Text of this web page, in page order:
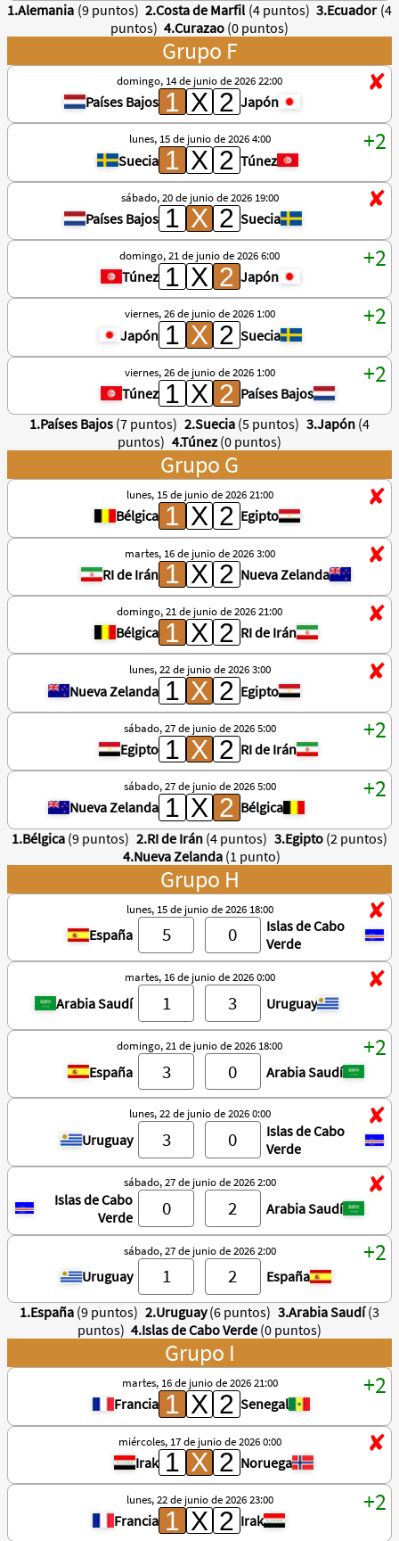
1.Alemania (9 puntos) 2.Costa de Marfil (4 puntos) 3.Ecuador (4
puntos) 4.Curazao (0 puntos)
Grupo F
domingo, 14 de junio de 2026 22:00
Países Bajos Japón
lunes, 15 de junio de 2026 4:00
Suecia Túnez
sábado, 20 de junio de 2026 19:00
Países Bajos Suecia
domingo, 21 de junio de 2026 6:00
Túnez Japón
viernes, 26 de junio de 2026 1:00
Japón Suecia
viernes, 26 de junio de 2026 1:00
Túnez
Países Bajos
1.Países Bajos (7 puntos) 2.Suecia (5 puntos) 3.Japón (4
puntos) 4.Túnez (0 puntos)
Grupo G
lunes, 15 de junio de 2026 21:00
Bélgica Egipto
martes, 16 de junio de 2026 3:00
RI de Irán Nueva Zelanda
domingo, 21 de junio de 2026 21:00
Bélgica RI de Irán
lunes, 22 de junio de 2026 3:00
Nueva Zelanda Egipto
sábado, 27 de junio de 2026 5:00
Egipto RI de Irán
sábado, 27 de junio de 2026 5:00
Nueva Zelanda
Bélgica
1.Bélgica (9 puntos) 2.RI de Irán (4 puntos) 3.Egipto (2 puntos)
4.Nueva Zelanda (1 punto)
Grupo H
lunes, 15 de junio de 2026 18:00
España
Islas de Cabo
Verde
martes, 16 de junio de 2026 0:00
Arabia Saudí Uruguay
domingo, 21 de junio de 2026 18:00
España Arabia Saudí
lunes, 22 de junio de 2026 0:00
Uruguay
Islas de Cabo
Verde
sábado, 27 de junio de 2026 2:00
Islas de Cabo
Verde
Arabia Saudí
sábado, 27 de junio de 2026 2:00
Uruguay
España
1.España (9 puntos) 2.Uruguay (6 puntos) 3.Arabia Saudí (3
puntos) 4.Islas de Cabo Verde (0 puntos)
Grupo I
martes, 16 de junio de 2026 21:00
Francia Senegal
miércoles, 17 de junio de 2026 0:00
Irak Noruega
lunes, 22 de junio de 2026 23:00
Francia Irak